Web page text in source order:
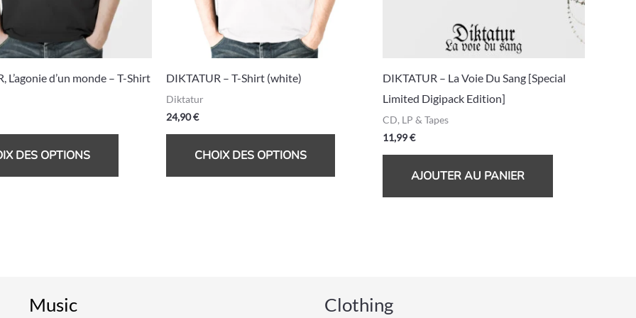
L’agonie d’un monde – T-Shirt
DES OPTIONS
peuvent
sur
du
DIKTATUR – T-Shirt (white)
Diktatur
24,90€
CHOIX DES OPTIONS
du
DIKTATUR – La Voie Du Sang [Special
Limited Digipack Edition]
CD, LP & Tapes
11,99€
AJOUTER AU PANIER
Music Clothing